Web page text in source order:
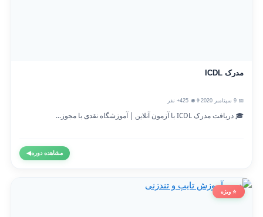
مدرک ICDL
👨‍🎓 425+ نفر
🎓 دریافت مدرک ICDL با آزمون آنلاین | آموزشگاه نقدی با مجوز...
مشاهده دوره◀
⭐ ویژه